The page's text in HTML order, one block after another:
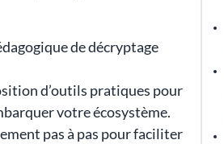
de décryptage
d’outils pratiques pour
votre écosystème.
pas à pas pour faciliter